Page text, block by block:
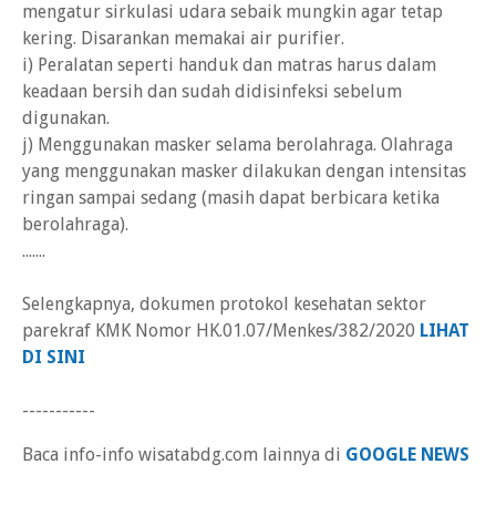
mengatur sirkulasi udara sebaik mungkin agar tetap
kering. Disarankan memakai air purifier.
i) Peralatan seperti handuk dan matras harus dalam
keadaan bersih dan sudah didisinfeksi sebelum
digunakan.
j) Menggunakan masker selama berolahraga. Olahraga
yang menggunakan masker dilakukan dengan intensitas
ringan sampai sedang (masih dapat berbicara ketika
berolahraga).
.......
Selengkapnya, dokumen protokol kesehatan sektor
parekraf KMK Nomor HK.01.07/Menkes/382/2020 LIHAT
DI SINI
-----------
Baca info-info wisatabdg.com lainnya di GOOGLE NEWS